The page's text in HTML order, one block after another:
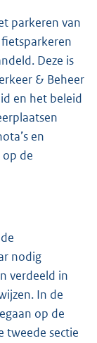
parkeren van
Deze is
& Beheer
en het beleid
en
op de
nodig
verdeeld in
In de
op de
tweede sectie